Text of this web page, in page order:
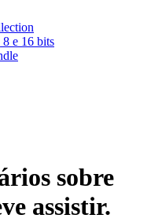
e 16 bits
sobre
assistir.